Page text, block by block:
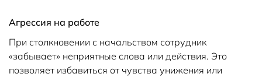
Агрессия на работе
При столкновении с начальством сотрудник
«забывает» неприятные слова или действия. Это
позволяет избавиться от чувства унижения или